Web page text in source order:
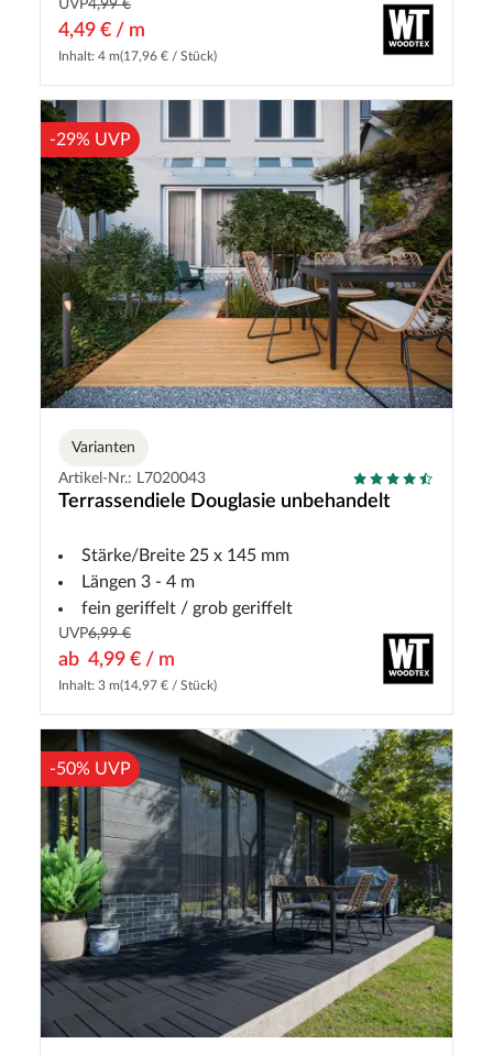
UVP4,99 €
4,49 € / m
Inhalt: 4 m(17,96 € / Stück)
-29% UVP
Varianten
Artikel-Nr.: L7020043
Terrassendiele Douglasie unbehandelt
Stärke/Breite 25 x 145 mm
Längen 3 - 4 m
fein geriffelt / grob geriffelt
UVP6,99 €
ab 4,99 € / m
Inhalt: 3 m(14,97 € / Stück)
-50% UVP